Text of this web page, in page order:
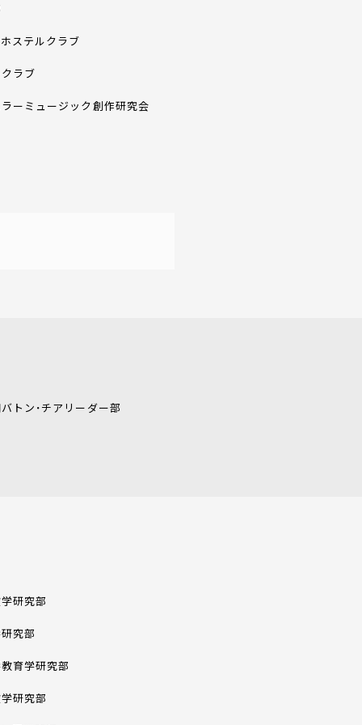
ステルクラブ
ラブ
ーミュージック創作研究会
トン・チアリーダー部
研究部
究部
育学研究部
研究部